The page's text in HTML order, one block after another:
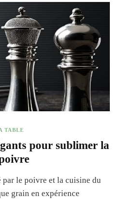
TABLE
pour sublimer la
par le poivre et la cuisine du
grain en expérience